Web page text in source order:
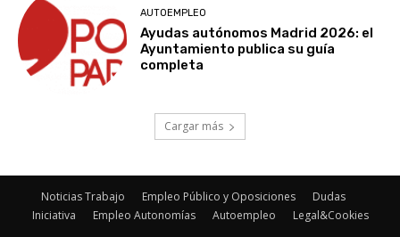
AUTOEMPLEO
Ayudas autónomos Madrid 2026: el
Ayuntamiento publica su guía
completa
Cargar más
Noticias Trabajo Empleo Público y Oposiciones
Dudas
Iniciativa
Empleo Autonomías Autoempleo Legal&Cookies